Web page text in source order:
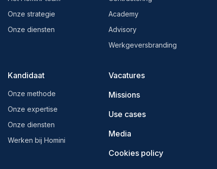
Onze strategie
Onze diensten
Academy
Advisory
Werkgeversbranding
Kandidaat
Onze methode
Onze expertise
Onze diensten
Werken bij Homini
Vacatures
Missions
Use cases
Media
Cookies policy